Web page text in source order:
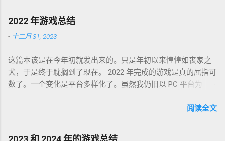
盛开，RSS 之父自戕，开源日益沦为资本巨鳄博弈的棋子。 这
个光怪陆离的世界，不是游戏中的虚幻场景，却是千千万万个
如我一样的人鞠躬尽瘁亲手打造的魔幻现实。这可是我曾希冀
世界如此复杂，我连这巨轮的去向也无从分辨。 辗转无眠的夜
晚，陪在枕边的便是金庸老先生的几部书。每每读到若有所
悟，才能在黎明前草草小憩。老先生从武侠到无侠，层层递进
喜，又把这个江湖的规则层层解构，推演其间各式人格向现实
投影的境遇和选择。 老先生开卷入世，却又早早封笔，不做答
案，只在笔墨尽处引人向善。困顿时能读到这样的文字，我心
2022 年游戏总结
- 十二月 31, 2023
这篇本该是在今年初就发出来的。只是年初以来惶惶如丧家之
犬，于是终于耽搁到了现在。 2022 年完成的游戏是真的屈指可
数了。一个变化是平台多样化了。虽然我仍旧以 PC 平台为
Partisans 1941，中文名「苏军游击队 1941」，2022-01-03 通
喜欢这个背景而已，系统并不很出彩，故事中规中矩，人物刻
阅读全文